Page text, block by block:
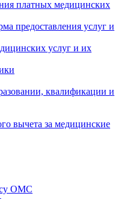
платных медицинских
предоставления услуг и
услуг и их
квалификации и
вычета за медицинские
ОМС